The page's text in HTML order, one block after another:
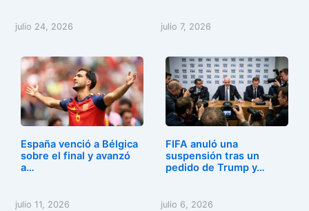
julio 24, 2026 julio 7, 2026
España venció a Bélgica
sobre el final y avanzó
a…
julio 11, 2026
FIFA anuló una
suspensión tras un
pedido de Trump y…
julio 6, 2026